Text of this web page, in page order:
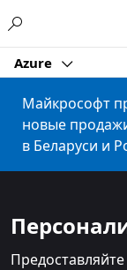
Azure
Майкрософт
новые
в Беларуси и